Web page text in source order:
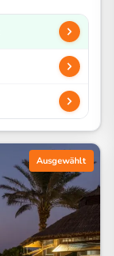
Ausgewählt